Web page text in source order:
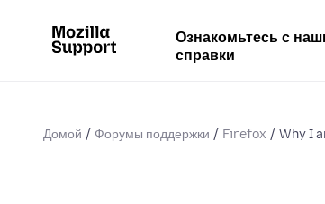
Ознакомьтесь с
справки
Домой Форумы поддержки Firefox Why I